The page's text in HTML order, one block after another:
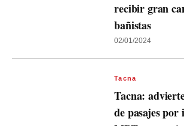
recibir gran
bañistas
02/01/2024
Tacna
Tacna:
de pasajes